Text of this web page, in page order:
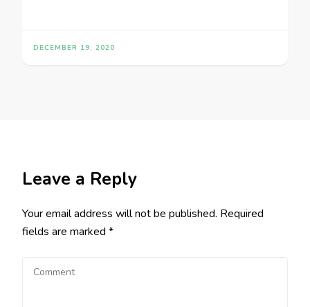
DECEMBER 19, 2020
Leave a Reply
Your email address will not be published. Required
fields are marked *